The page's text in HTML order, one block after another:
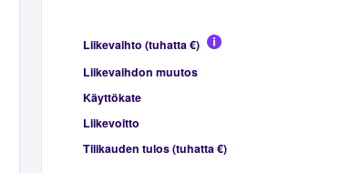
Liikevaihto (tuhatta €)
Liikevaihdon muutos
Käyttökate
Liikevoitto
Tilikauden tulos (tuhatta €)